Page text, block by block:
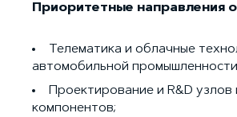
Приоритетные направления
Телематика и облачные
автомобильной
Проектирование и R&D узлов
компонентов;